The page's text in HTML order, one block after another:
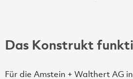
Das Konstrukt
Für die Amstein + Walthert AG